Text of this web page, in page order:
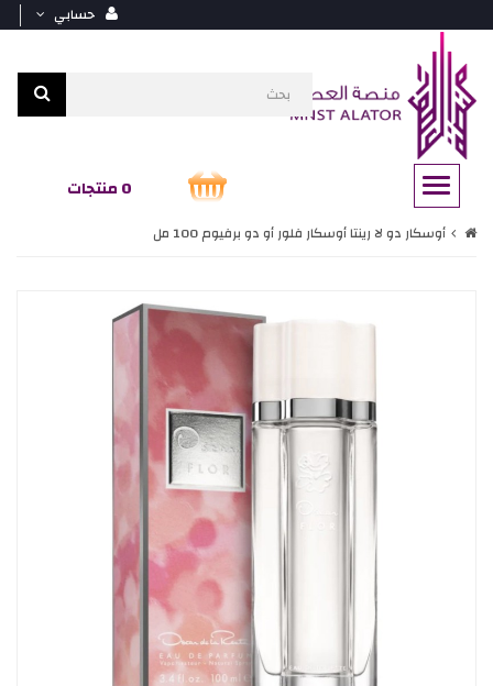
حسابي
0 منتجات
أوسكار دو لا رينتا أوسكار فلور أو دو برفيوم 100 مل